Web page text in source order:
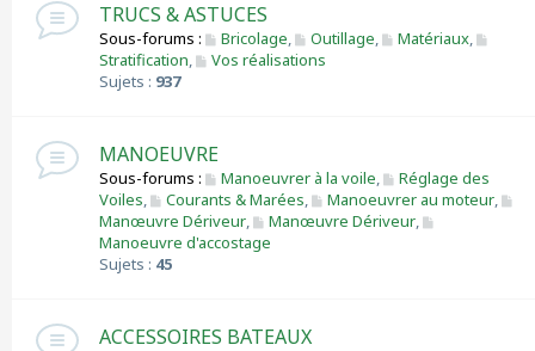
TRUCS & ASTUCES
Sous-forums : Bricolage, Outillage, Matériaux,
Stratification,
Vos réalisations
Sujets : 937
MANOEUVRE
Sous-forums : Manoeuvrer à la voile,
Réglage des
Voiles, Courants & Marées, Manoeuvrer au moteur,
Manœuvre Dériveur, Manœuvre Dériveur,
Manoeuvre d'accostage
Sujets : 45
ACCESSOIRES BATEAUX